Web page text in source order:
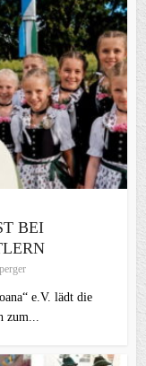
BEI
e.V. lädt die
zum...